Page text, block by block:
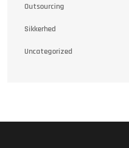
Outsourcing
Sikkerhed
Uncategorized